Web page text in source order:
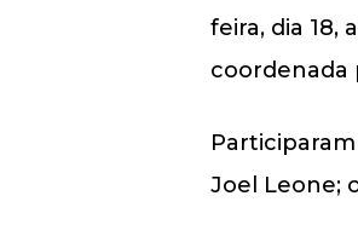
feira, dia 18,
coordenada
Joel Leone;